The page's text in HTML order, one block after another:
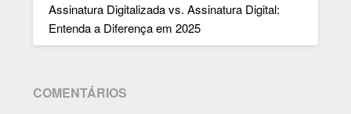
Assinatura Digitalizada vs. Assinatura Digital:
Entenda a Diferença em 2025
COMENTÁRIOS